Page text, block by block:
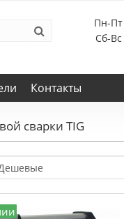
Пн-Пт
Сб-
Контакты
сварки TIG